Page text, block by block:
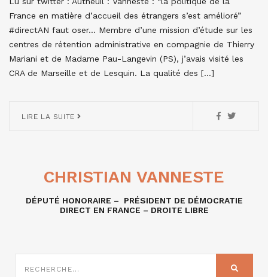
France en matière d’accueil des étrangers s’est amélioré”
#directAN faut oser… Membre d’une mission d’étude sur les
centres de rétention administrative en compagnie de Thierry
Mariani et de Madame Pau-Langevin (PS), j’avais visité les
CRA de Marseille et de Lesquin. La qualité des […]
LIRE LA SUITE
CHRISTIAN VANNESTE
DÉPUTÉ HONORAIRE – PRÉSIDENT DE DÉMOCRATIE
DIRECT EN FRANCE – DROITE LIBRE
SUR